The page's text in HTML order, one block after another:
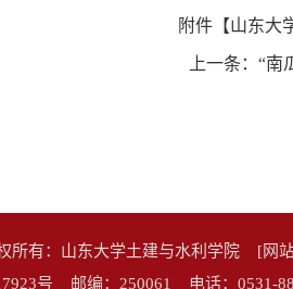
附件【山东大
上一条： “南
所有：山东大学土建与水利学院 [网
号 邮编：250061 电话：0531-